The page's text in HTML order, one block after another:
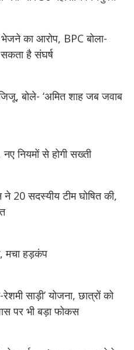
भेजने का आरोप, BPC बोला-
है संघर्ष
बोले- ‘अमित शाह जब जवाब
नए नियमों से होगी सख्ती
ने 20 सदस्यीय टीम घोषित की,
मचा हड़कंप
साड़ी’ योजना, छात्रों को
पर भी बड़ा फोकस